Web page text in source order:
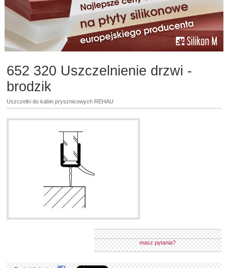
652 320 Uszczelnienie drzwi -
brodzik
Uszczelki do kabin prysznicowych REHAU
masz pytania?